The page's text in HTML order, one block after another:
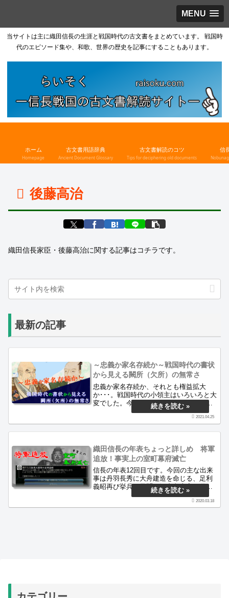
MENU
当サイトは主に織田信長の生涯と戦国時代の古文書をまとめています。 戦国時
代のエピソード集や、和歌、世界の歴史を記事にすることもあります。
ホーム
Homepage
古文書用語辞典
Ancient Document Glossary
古文書解読のコツ
Tips for deciphering old documents
信
後藤高治
織田信長家臣・後藤高治に関する記事はコチラです。
最新の記事
～忠義か家名存続か～戦国時代の書状
から見える闕所（欠所）の無常さ
忠義か家名存続か、それとも権益拡大
か･･･。戦国時代の小領主はいろいろと大
変でした。今回は「闕所（欠所）」とい
う視点から実際の史料を例にして見てい
きたいと思います。当ブログは戦国時代
2021.04.25
織田信長の年表ちょっと詳しめ 将軍
追放！事実上の室町幕府滅亡
信長の年表12回目です。今回の主な出来
事は丹羽長秀に大舟建造を命じる、足利
義昭再び挙兵の風聞、河内畠山家の遊佐
信教らが主君・畠山秋高（昭高）を弑
逆、足利義昭再び挙兵、二条御所の戦
2020.03.18